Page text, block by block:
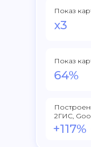
64%
Показ
x3
Показ
+117%
2ГИС,